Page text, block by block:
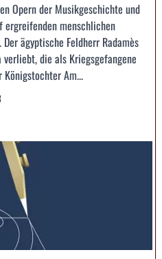
Opern der Musikgeschichte und
menschlichen
ägyptische Feldherr Radamès
die als Kriegsgefangene
Am...